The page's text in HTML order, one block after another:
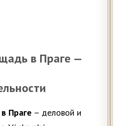
в Праге —
Праге – деловой и